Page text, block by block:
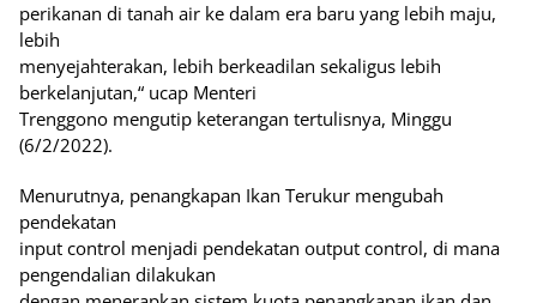
perikanan di tanah air ke dalam era baru yang lebih maju,
lebih
menyejahterakan, lebih berkeadilan sekaligus lebih
berkelanjutan,“ ucap Menteri
Trenggono mengutip keterangan tertulisnya, Minggu
(6/2/2022).
Menurutnya, penangkapan Ikan Terukur mengubah
pendekatan
input control menjadi pendekatan output control, di mana
pengendalian dilakukan